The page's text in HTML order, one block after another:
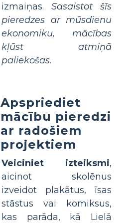
izmaiņas. Sasaistot šīs
pieredzes ar mūsdienu
ekonomiku, mācības
kļūst atmiņā
paliekošas.
Apspriediet
mācību pieredzi
ar radošiem
projektiem
Veiciniet izteiksmi,
aicinot skolēnus
izveidot plakātus, īsas
stāstus vai komiksus,
kas parāda, kā Lielā